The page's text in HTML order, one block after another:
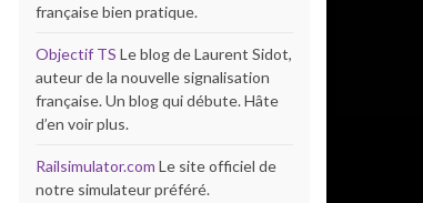
française bien pratique.
Objectif TS Le blog de Laurent Sidot,
auteur de la nouvelle signalisation
française. Un blog qui débute. Hâte
d’en voir plus.
Railsimulator.com Le site officiel de
notre simulateur préféré.